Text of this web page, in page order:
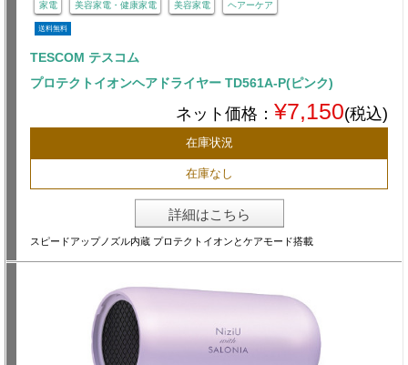
家電 美容家電・健康家電 美容家電 ヘアーケア
送料無料
TESCOM テスコム
プロテクトイオンヘアドライヤー TD561A-P(ピンク)
ネット価格： ¥7,150(税込)
在庫状況
在庫なし
詳細はこちら
スピードアップノズル内蔵 プロテクトイオンとケアモード搭載